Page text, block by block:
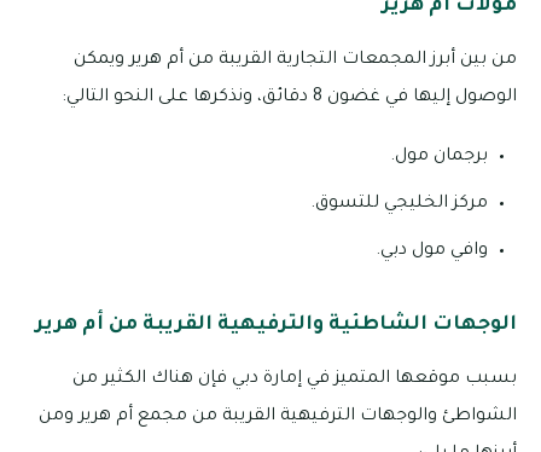
مولات أم هرير
من بين أبرز المجمعات التجارية القريبة من أم هرير ويمكن
الوصول إليها في غضون 8 دقائق، ونذكرها على النحو التالي:
برجمان مول.
مركز الخليجي للتسوق.
وافي مول دبي.
الوجهات الشاطئية والترفيهية القريبة من أم هرير
بسبب موقعها المتميز في إمارة دبي فإن هناك الكثير من
الشواطئ والوجهات الترفيهية القريبة من مجمع أم هرير ومن